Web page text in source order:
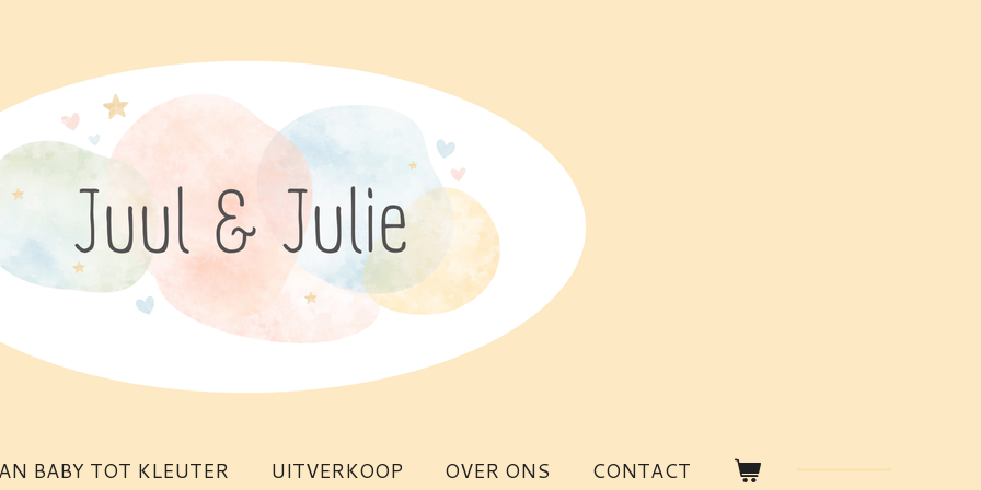
BABY TOT KLEUTER UITVERKOOP OVER ONS CONTACT